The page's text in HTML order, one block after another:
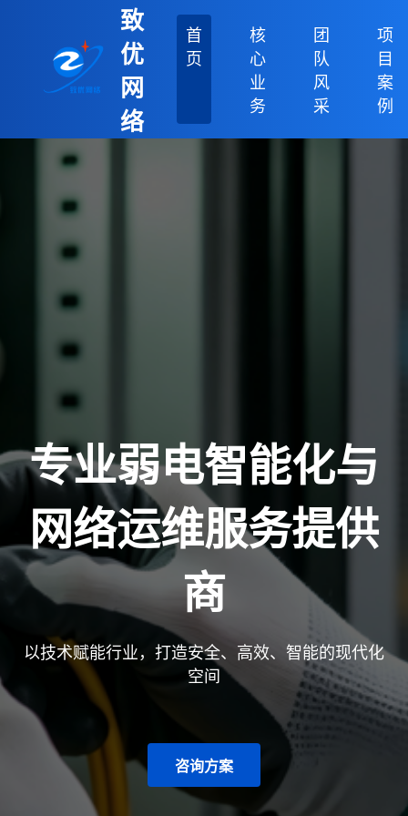
致
优
网
络
首
页
核
心
业
务
团
队
风
采
项
目
案
例
专业弱电智能化与
网络运维服务提供
商
以技术赋能行业，打造安全、高效、智能的现代化
空间
咨询方案